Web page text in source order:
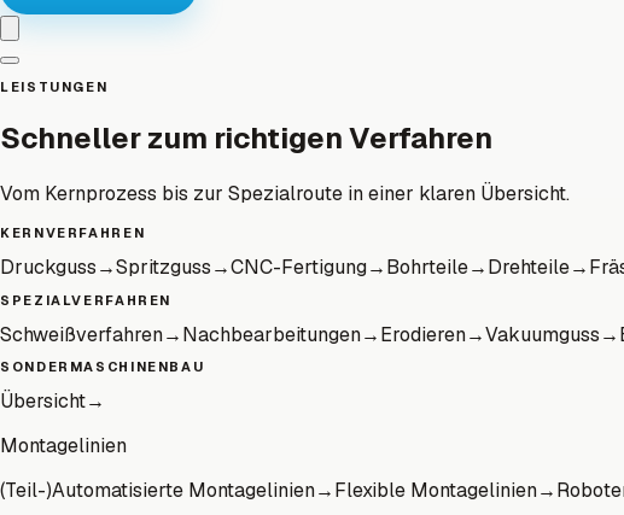
LEISTUNGEN
Schneller zum richtigen Verfahren
Vom Kernprozess bis zur Spezialroute in einer klaren Übersicht.
KERNVERFAHREN
Druckguss→Spritzguss→CNC-Fertigung→Bohrteile→Drehteile→
SPEZIALVERFAHREN
Schweißverfahren→Nachbearbeitungen→Erodieren→Vakuumguss→
SONDERMASCHINENBAU
Übersicht→
Montagelinien
(Teil-)Automatisierte Montagelinien→Flexible Montagelinien→